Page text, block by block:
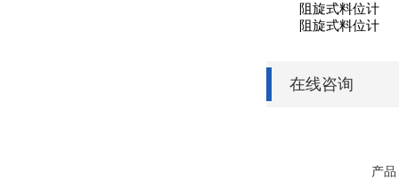
阻旋式料位计
阻旋式料位计
在线咨询
产品